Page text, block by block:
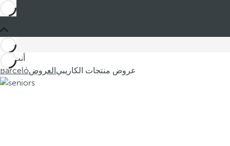
أنت في
Barcelóالعروض عروض منتجات الكاريبي